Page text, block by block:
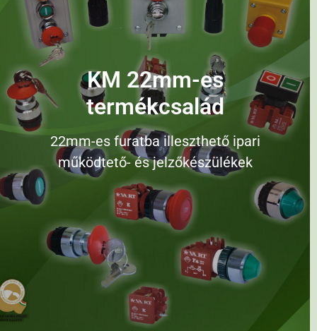
KM 22mm-es
termékcsalád
22mm-es furatba illeszthető ipari
működtető- és jelzőkészülékek